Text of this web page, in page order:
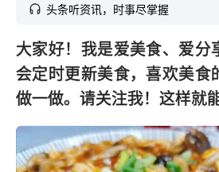
头条听资讯，时事尽掌握
大家好！我是爱美食、爱分
会定时更新美食，喜欢美食
做一做。请关注我！这样就